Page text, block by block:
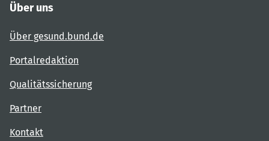
Über uns
Über gesund.bund.de
Portalredaktion
Qualitätssicherung
Partner
Kontakt